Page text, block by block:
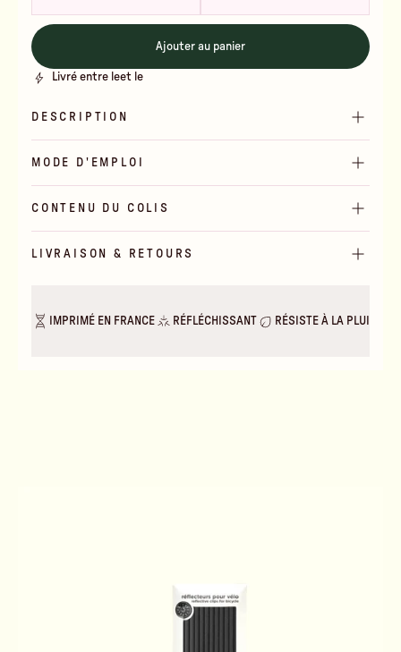
Ajouter au panier
Livré entre leet le
DESCRIPTION
MODE D'EMPLOI
CONTENU DU COLIS
LIVRAISON & RETOURS
IMPRIMÉ EN FRANCE RÉFLÉCHISSANT RÉSISTE À LA PLUIE &